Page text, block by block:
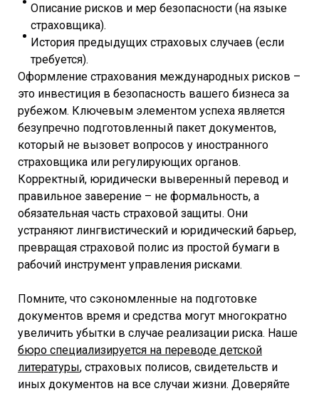
документация.
Описание бизнес-процессов и мер безопасности.
Описание рисков и мер безопасности (на языке
страховщика).
История предыдущих страховых случаев (если
требуется).
Оформление страхования международных рисков –
это инвестиция в безопасность вашего бизнеса за
рубежом. Ключевым элементом успеха является
безупречно подготовленный пакет документов,
который не вызовет вопросов у иностранного
страховщика или регулирующих органов.
Корректный, юридически выверенный перевод и
правильное заверение – не формальность, а
обязательная часть страховой защиты. Они
устраняют лингвистический и юридический барьер,
превращая страховой полис из простой бумаги в
рабочий инструмент управления рисками.
Помните, что сэкономленные на подготовке
документов время и средства могут многократно
увеличить убытки в случае реализации риска. Наше
бюро специализируется на переводе детской
литературы, страховых полисов, свидетельств и
иных документов на все случаи жизни. Доверяйте